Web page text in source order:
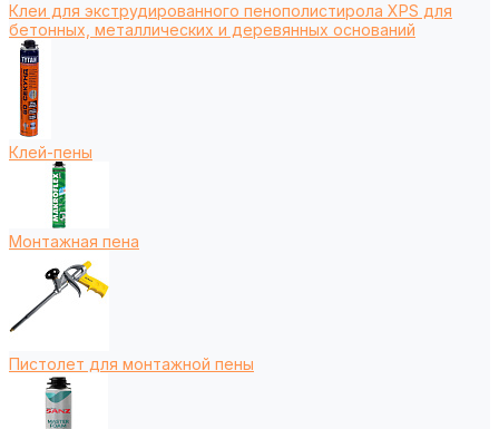
Клеи для экструдированного пенополистирола XPS для
бетонных, металлических и деревянных оснований
Клей-пены
Монтажная пена
Пистолет для монтажной пены